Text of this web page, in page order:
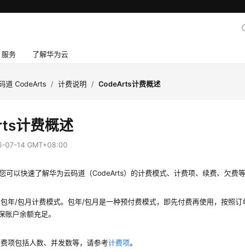
服务 了解华为云
道 CodeArts / 计费说明 / CodeArts计费概述
计费概述
07-14 GMT+08:00
可以快速了解华为云码道（CodeArts）的计费模式、计费项、续费、欠费等
年/包月计费模式。包年/包月是一种预付费模式，即先付费再使用，按照
账户余额充足。
项包括人数、并发数等，请参考计费项。